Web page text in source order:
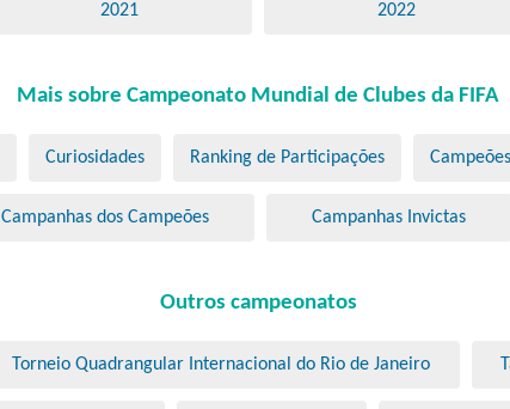
2021 2022
Mais sobre Campeonato Mundial de Clubes da FIFA
Curiosidades Ranking de Participações
Campanhas dos Campeões Campanhas Invictas
Outros campeonatos
Torneio Quadrangular Internacional do Rio de Janeiro